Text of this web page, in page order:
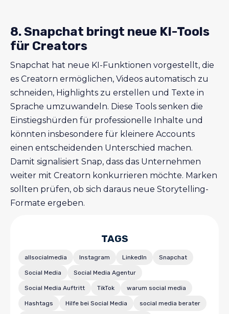
8. Snapchat bringt neue KI-Tools
für Creators
Snapchat hat neue KI-Funktionen vorgestellt, die
es Creatorn ermöglichen, Videos automatisch zu
schneiden, Highlights zu erstellen und Texte in
Sprache umzuwandeln. Diese Tools senken die
Einstiegshürden für professionelle Inhalte und
könnten insbesondere für kleinere Accounts
einen entscheidenden Unterschied machen.
Damit signalisiert Snap, dass das Unternehmen
weiter mit Creatorn konkurrieren möchte. Marken
sollten prüfen, ob sich daraus neue Storytelling-
Formate ergeben.
TAGS
allsocialmedia Instagram LinkedIn Snapchat
Social Media Social Media Agentur
Social Media Auftritt TikTok warum social media
Hashtags Hilfe bei Social Media social media berater